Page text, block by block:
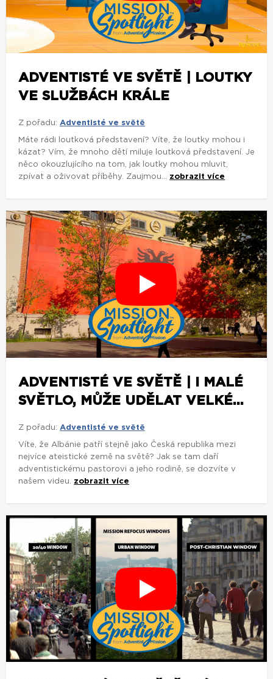
ADVENTISTÉ VE SVĚTĚ | LOUTKY
VE SLUŽBÁCH KRÁLE
Z pořadu: Adventisté ve světě
Máte rádi loutková představení? Víte, že loutky mohou i
kázat? Vím, že mnoho dětí miluje loutková představení. Je
něco okouzlujícího na tom, jak loutky mohou mluvit,
zpívat a oživovat příběhy. Zaujmou... zobrazit více
ADVENTISTÉ VE SVĚTĚ | I MALÉ
SVĚTLO, MŮŽE UDĚLAT VELKÉ...
Z pořadu: Adventisté ve světě
Víte, že Albánie patří stejně jako Česká republika mezi
nejvíce ateistické země na světě? Jak se tam daří
adventistickému pastorovi a jeho rodině, se dozvíte v
našem videu. zobrazit více